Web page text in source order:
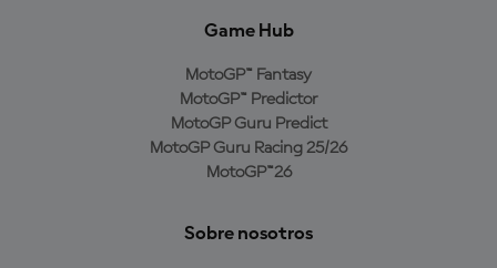
Game Hub
MotoGP™ Fantasy
MotoGP™ Predictor
MotoGP Guru Predict
MotoGP Guru Racing 25/26
MotoGP™26
Sobre nosotros